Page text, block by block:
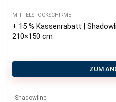
MITTELSTOCKSCHIRME
+ 15 % Kassenrabatt |
210×150 cm
ZUM
Shadowline